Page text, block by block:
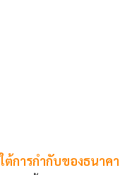
ต้การกำกับของธนาค